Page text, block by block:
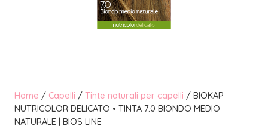
Home / Capelli / Tinte naturali per capelli / BIOKAP
NUTRICOLOR DELICATO • TINTA 7.0 BIONDO MEDIO
NATURALE | BIOS LINE